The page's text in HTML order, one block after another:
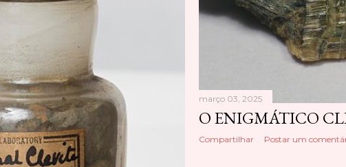
março 03, 2025
O ENIGMÁTICO
Compartilhar Postar um